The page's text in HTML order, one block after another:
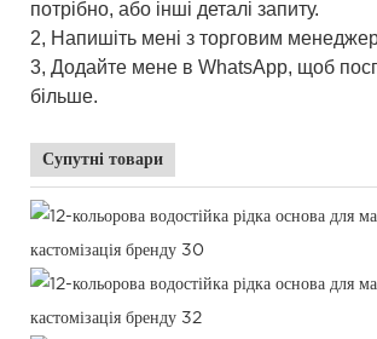
потрібно, або інші деталі запиту.
2, Напишіть мені з торговим
3, Додайте мене в WhatsApp, щоб
більше.
Супутні товари